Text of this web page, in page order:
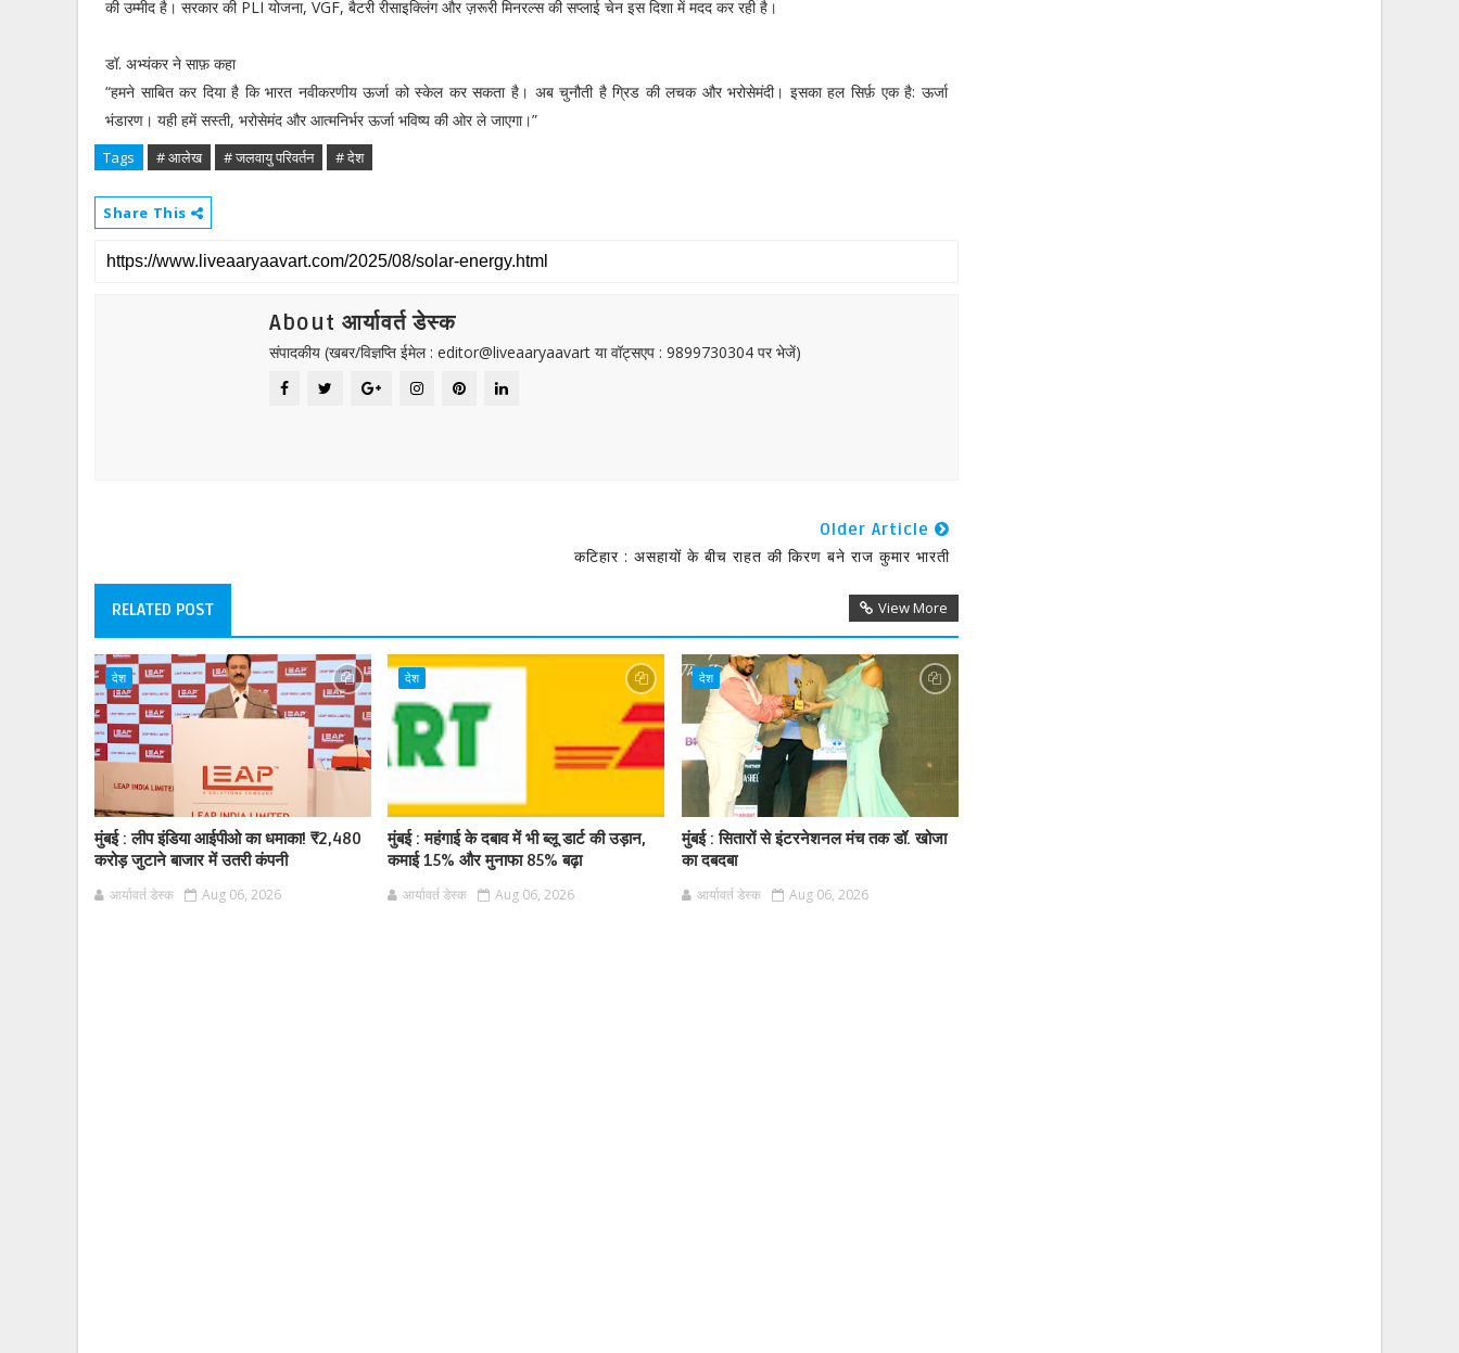
की उम्मीद है। सरकार की PLI योजना, VGF, बैटरी रीसाइक्लिंग और ज़रूरी मिनरल्स की सप्लाई चेन इस दिशा में मदद कर रही है।
डॉ. अभ्यंकर ने साफ़ कहा
“हमने साबित कर दिया है कि भारत नवीकरणीय ऊर्जा को स्केल कर सकता है। अब चुनौती है ग्रिड की लचक और भरोसेमंदी। इसका हल सिर्फ़ एक है: ऊर्जा
भंडारण। यही हमें सस्ती, भरोसेमंद और आत्मनिर्भर ऊर्जा भविष्य की ओर ले जाएगा।”
Tags # आलेख # जलवायु परिवर्तन # देश
Share This
About आर्यावर्त डेस्क
संपादकीय (खबर/विज्ञप्ति ईमेल : editor@liveaaryaavart या वॉट्सएप : 9899730304 पर भेजें)
Older Article
कटिहार : असहायों के बीच राहत की किरण बने राज कुमार भारती
RELATED POST View More
देश
मुंबई : लीप इंडिया आईपीओ का धमाका! ₹2,480
करोड़ जुटाने बाजार में उतरी कंपनी
आर्यावर्त डेस्क Aug 06, 2026
देश
मुंबई : महंगाई के दबाव में भी ब्लू डार्ट की उड़ान,
कमाई 15% और मुनाफा 85% बढ़ा
आर्यावर्त डेस्क Aug 06, 2026
देश
मुंबई : सितारों से इंटरनेशनल मंच तक डॉ. खोजा
का दबदबा
आर्यावर्त डेस्क Aug 06, 2026